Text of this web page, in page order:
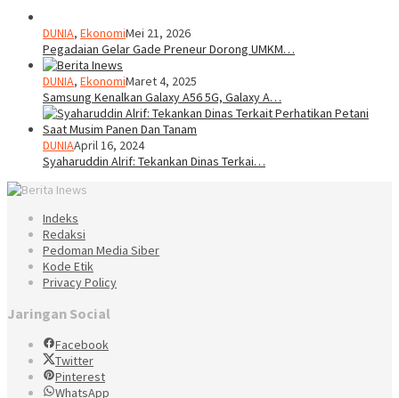
DUNIA, EkonomiMei 21, 2026
Pegadaian Gelar Gade Preneur Dorong UMKM…
DUNIA, EkonomiMaret 4, 2025
Samsung Kenalkan Galaxy A56 5G, Galaxy A…
DUNIAApril 16, 2024
Syaharuddin Alrif: Tekankan Dinas Terkai…
Indeks
Redaksi
Pedoman Media Siber
Kode Etik
Privacy Policy
Jaringan Social
Facebook
Twitter
Pinterest
WhatsApp